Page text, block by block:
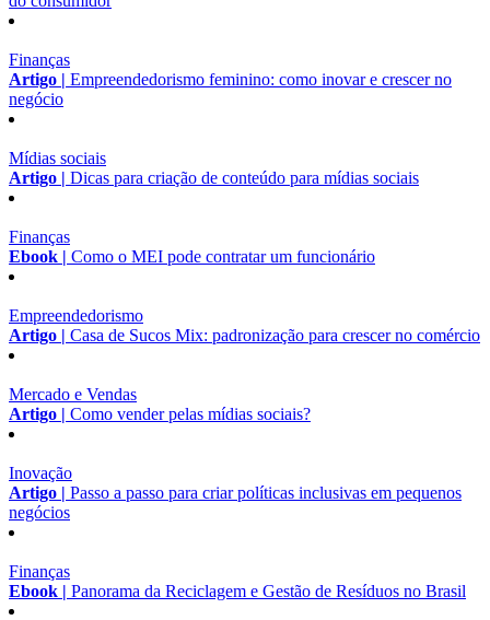
Finanças
Artigo | Empreendedorismo feminino: como inovar e crescer no
negócio
Mídias sociais
Artigo | Dicas para criação de conteúdo para mídias sociais
Finanças
Ebook | Como o MEI pode contratar um funcionário
Empreendedorismo
Artigo | Casa de Sucos Mix: padronização para crescer no comércio
Mercado e Vendas
Artigo | Como vender pelas mídias sociais?
Inovação
Artigo | Passo a passo para criar políticas inclusivas em pequenos
negócios
Finanças
Ebook | Panorama da Reciclagem e Gestão de Resíduos no Brasil